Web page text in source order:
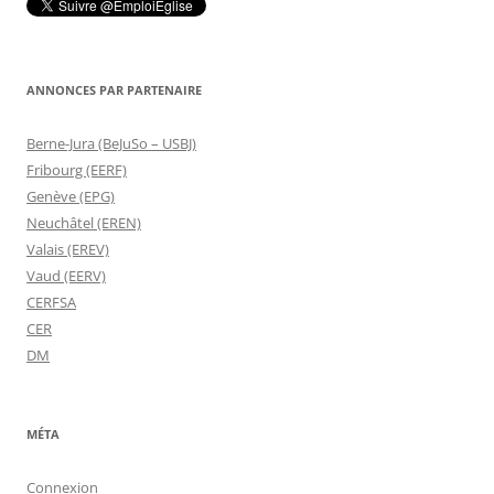
ANNONCES PAR PARTENAIRE
Berne-Jura (BeJuSo – USBJ)
Fribourg (EERF)
Genève (EPG)
Neuchâtel (EREN)
Valais (EREV)
Vaud (EERV)
CERFSA
CER
DM
MÉTA
Connexion